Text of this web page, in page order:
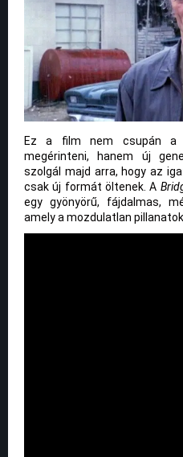
Ez a film nem csupán a
megérinteni, hanem új
szolgál majd arra, hogy az
csak új formát öltenek. A
egy gyönyörű, fájdalmas,
amely a mozdulatlan